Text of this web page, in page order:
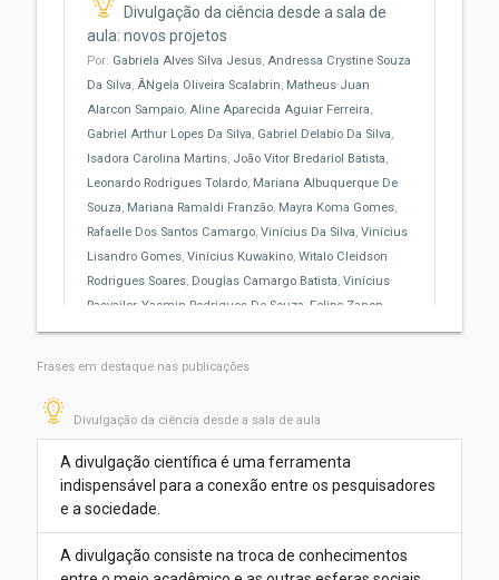
Divulgação da ciência desde a sala de
aula: novos projetos
Por: Gabriela Alves Silva Jesus, Andressa Crystine Souza
Da Silva, ÂNgela Oliveira Scalabrin, Matheus Juan
Alarcon Sampaio, Aline Aparecida Aguiar Ferreira,
Gabriel Arthur Lopes Da Silva, Gabriel Delabio Da Silva,
Isadora Carolina Martins, João Vitor Bredariol Batista,
Leonardo Rodrigues Tolardo, Mariana Albuquerque De
Souza, Mariana Ramaldi Franzão, Mayra Koma Gomes,
Rafaelle Dos Santos Camargo, Vinícius Da Silva, Vinícius
Lisandro Gomes, Vinícius Kuwakino, Witalo Cleidson
Rodrigues Soares, Douglas Camargo Batista, Vinícius
Rasvailer, Yasmin Rodrigues De Souza Felipe Zanon
Luzia Cleide Rodrigues
Nascimento,Melissa Progênio Da Silva,Gabriela Cassia
Zanon Reinas,Edilaine Corrêa Leite,João Otávio Santos
Silva,Bárbara Scorsim Arjona
Bruno Henrique Mioto,Hugo Lima Kirsten,Renan Borges
Dos Reis,Matheus Henrique Ferreira Aleixo,Larissa
Frases em destaque nas publicações
Divulgação da ciência desde a sala de aula
A divulgação científica é uma ferramenta
indispensável para a conexão entre os pesquisadores
e a sociedade.
A divulgação consiste na troca de conhecimentos